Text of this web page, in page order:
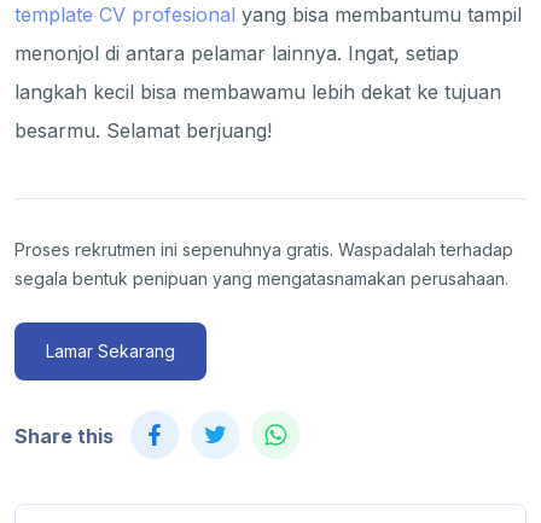
template CV profesional yang bisa membantumu tampil
menonjol di antara pelamar lainnya. Ingat, setiap
langkah kecil bisa membawamu lebih dekat ke tujuan
besarmu. Selamat berjuang!
Proses rekrutmen ini sepenuhnya gratis. Waspadalah terhadap
segala bentuk penipuan yang mengatasnamakan perusahaan.
Lamar Sekarang
Share this